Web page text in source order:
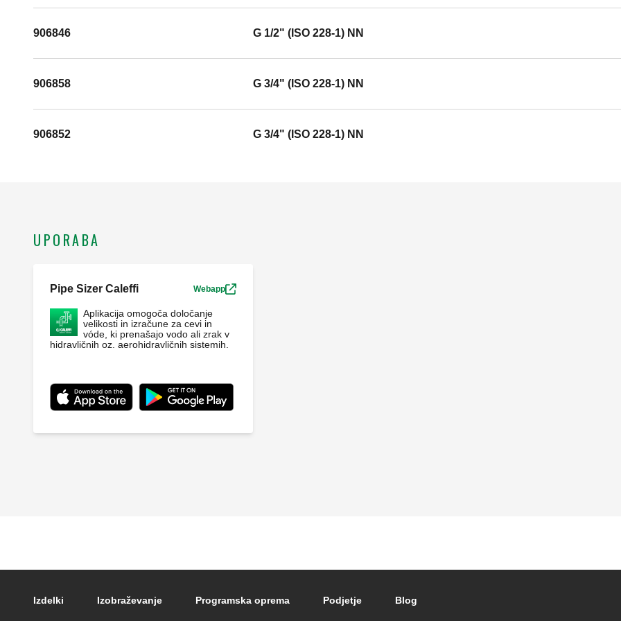
906846 G 1/2" (ISO 228-1) NN
906858 G 3/4" (ISO 228-1) NN
906852 G 3/4" (ISO 228-1) NN
UPORABA
Pipe Sizer Caleffi Webapp
Aplikacija omogoča določanje
velikosti in izračune za cevi in
vóde, ki prenašajo vodo ali zrak v
hidravličnih oz. aerohidravličnih sistemih.
Footer main navigation
Izdelki Izobraževanje Programska oprema Podjetje Blog